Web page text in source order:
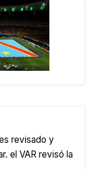
revisado y
el VAR revisó la